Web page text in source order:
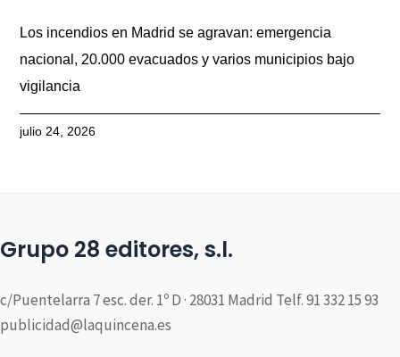
Los incendios en Madrid se agravan: emergencia
nacional, 20.000 evacuados y varios municipios bajo
vigilancia
julio 24, 2026
Grupo 28 editores, s.l.
c/Puentelarra 7 esc. der. 1º D · 28031 Madrid Telf. 91 332 15 93
publicidad@laquincena.es